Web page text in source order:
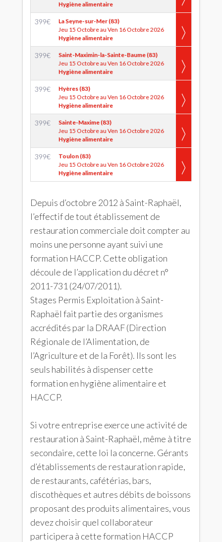
Hygiène alimentaire
399€
La Seyne-sur-Mer (83)
Jeu 15 Octobre au Ven 16 Octobre 2026
Hygiène alimentaire
399€
Saint-Maximin-la-Sainte-Baume (83)
Jeu 15 Octobre au Ven 16 Octobre 2026
Hygiène alimentaire
399€
Hyères (83)
Jeu 15 Octobre au Ven 16 Octobre 2026
Hygiène alimentaire
399€
Sainte-Maxime (83)
Jeu 15 Octobre au Ven 16 Octobre 2026
Hygiène alimentaire
399€
Toulon (83)
Jeu 15 Octobre au Ven 16 Octobre 2026
Hygiène alimentaire
Depuis d’octobre 2012 à Saint-Raphaël,
l’effectif de tout établissement de
restauration commerciale doit compter au
moins une personne ayant suivi une
formation HACCP. Cette obligation
découle de l’application du décret n°
2011-731 (24/07/2011).
Stages Permis Exploitation à Saint-
Raphaël fait partie des organismes
accrédités par la DRAAF (Direction
Régionale de l’Alimentation, de
l’Agriculture et de la Forêt). Ils sont les
seuls habilités à dispenser cette
formation en hygiène alimentaire et
HACCP.
Si votre entreprise exerce une activité de
restauration à Saint-Raphaël, même à titre
secondaire, cette loi la concerne. Gérants
d’établissements de restauration rapide,
de restaurants, cafétérias, bars,
discothèques et autres débits de boissons
proposant des produits alimentaires, vous
devez choisir quel collaborateur
participera à cette formation HACCP